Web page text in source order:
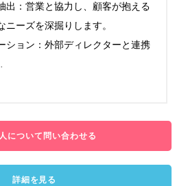
出：営業と協力し、顧客が抱える
ニーズを深掘りします。
ション：外部ディレクターと連携
について問い合わせる
詳細を見る